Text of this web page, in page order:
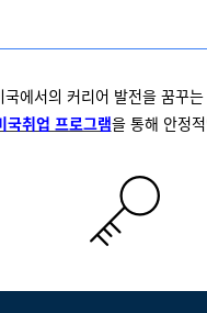
에서의 커리어 발전을 꿈꾸
국취업 프로그램을 통해 안정